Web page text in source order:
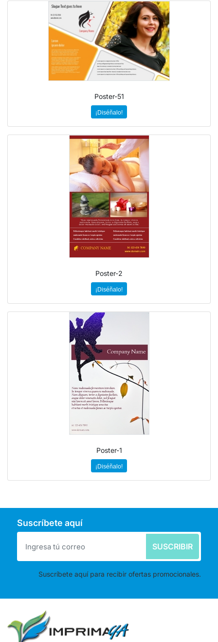
Poster-51
¡Diséñalo!
Poster-2
¡Diséñalo!
Poster-1
¡Diséñalo!
Suscríbete aquí
SUSCRIBIR
Suscríbete aquí para recibir ofertas promocionales.